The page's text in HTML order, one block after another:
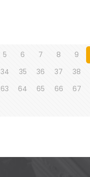
5 6 7 8 9
34 35 36 37 38
63 64 65 66 67